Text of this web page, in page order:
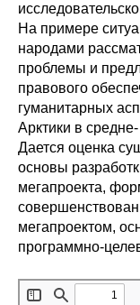
На примере
народами
проблемы и
правового
гуманитарных
Арктики в
Дается оценка
основы
мегапроекта,
мегапроектом,
программно-